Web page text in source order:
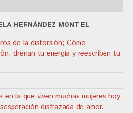
HERNÁNDEZ MONTIEL
de la distorsión; Cómo
drenan tu energía y reescriben tu
en la que viven muchas mujeres hoy
disfrazada de amor.